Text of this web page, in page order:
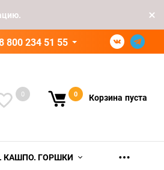
800 234 51 55
0 0 Корзина пуста
КАШПО. ГОРШКИ